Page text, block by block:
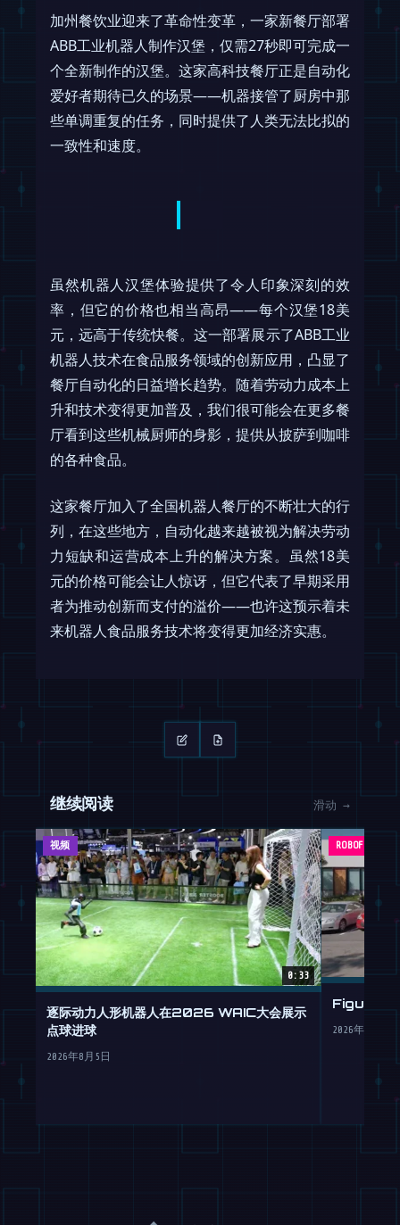
加州餐饮业迎来了革命性变革，一家新餐厅部署
ABB工业机器人制作汉堡，仅需27秒即可完成一
个全新制作的汉堡。这家高科技餐厅正是自动化
爱好者期待已久的场景——机器接管了厨房中那
些单调重复的任务，同时提供了人类无法比拟的
一致性和速度。
虽然机器人汉堡体验提供了令人印象深刻的效
率，但它的价格也相当高昂——每个汉堡18美
元，远高于传统快餐。这一部署展示了ABB工业
机器人技术在食品服务领域的创新应用，凸显了
餐厅自动化的日益增长趋势。随着劳动力成本上
升和技术变得更加普及，我们很可能会在更多餐
厅看到这些机械厨师的身影，提供从披萨到咖啡
的各种食品。
这家餐厅加入了全国机器人餐厅的不断壮大的行
列，在这些地方，自动化越来越被视为解决劳动
力短缺和运营成本上升的解决方案。虽然18美
元的价格可能会让人惊讶，但它代表了早期采用
者为推动创新而支付的溢价——也许这预示着未
来机器人食品服务技术将变得更加经济实惠。
继续阅读 滑动 →
视频
0:33
逐际动力人形机器人在2026 WAIC大会展示
点球进球
2026年8月5日
ROBOFEED
Figure的
2026年7月30